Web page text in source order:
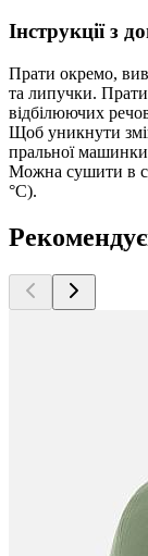
Інструкції з
Прати окремо,
та липучки.
відбілюючих
Щоб уникнути
пральної машинки
Можна сушити в
°C).